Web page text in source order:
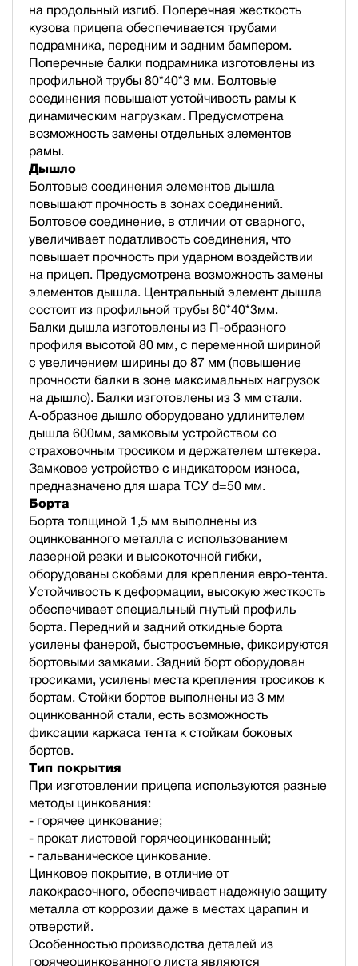
на продольный изгиб. Поперечная жесткость
кузова прицепа обеспечивается трубами
подрамника, передним и задним бампером.
Поперечные балки подрамника изготовлены из
профильной трубы 80*40*3 мм. Болтовые
соединения повышают устойчивость рамы к
динамическим нагрузкам. Предусмотрена
возможность замены отдельных элементов
рамы.
Дышло
Болтовые соединения элементов дышла
повышают прочность в зонах соединений.
Болтовое соединение, в отличии от сварного,
увеличивает податливость соединения, что
повышает прочность при ударном воздействии
на прицеп. Предусмотрена возможность замены
элементов дышла. Центральный элемент дышла
состоит из профильной трубы 80*40*3мм.
Балки дышла изготовлены из П-образного
профиля высотой 80 мм, с переменной шириной
с увеличением ширины до 87 мм (повышение
прочности балки в зоне максимальных нагрузок
на дышло). Балки изготовлены из 3 мм стали.
А-образное дышло оборудовано удлинителем
дышла 600мм, замковым устройством со
страховочным тросиком и держателем штекера.
Замковое устройство с индикатором износа,
предназначено для шара ТСУ d=50 мм.
Борта
Борта толщиной 1,5 мм выполнены из
оцинкованного металла с использованием
лазерной резки и высокоточной гибки,
оборудованы скобами для крепления евро-тента.
Устойчивость к деформации, высокую жесткость
обеспечивает специальный гнутый профиль
борта. Передний и задний откидные борта
усилены фанерой, быстросъемные, фиксируются
бортовыми замками. Задний борт оборудован
тросиками, усилены места крепления тросиков к
бортам. Стойки бортов выполнены из 3 мм
оцинкованной стали, есть возможность
фиксации каркаса тента к стойкам боковых
бортов.
Тип покрытия
При изготовлении прицепа используются разные
методы цинкования:
- горячее цинкование;
- прокат листовой горячеоцинкованный;
- гальваническое цинкование.
Цинковое покрытие, в отличие от
лакокрасочного, обеспечивает надежную защиту
металла от коррозии даже в местах царапин и
отверстий.
Особенностью производства деталей из
горячеоцинкованного листа являются